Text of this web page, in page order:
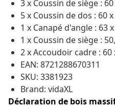
3 x Coussin de siège :
5 x Coussin de dos : 60
1 x Canapé d'angle : 63
1 x Coussin de siège :
2 x Accoudoir cadre : 60
EAN: 8721288670311
SKU: 3381923
Brand: vidaXL
Déclaration de bois